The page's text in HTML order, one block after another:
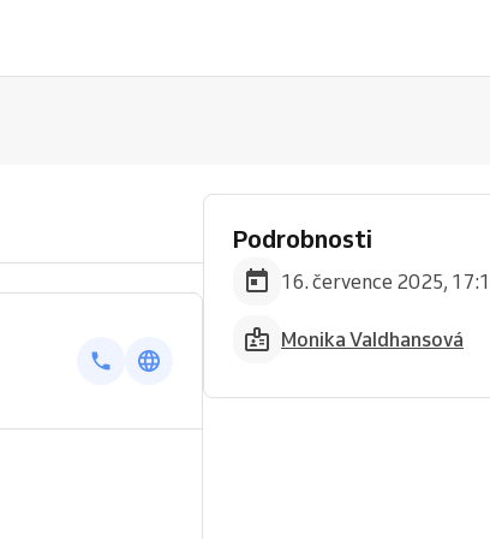
Podrobnosti
16. července 2025,
Monika Valdhansová